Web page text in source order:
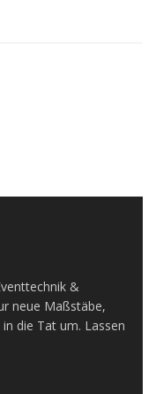
&
neue Maßstäbe,
die Tat um. Lassen